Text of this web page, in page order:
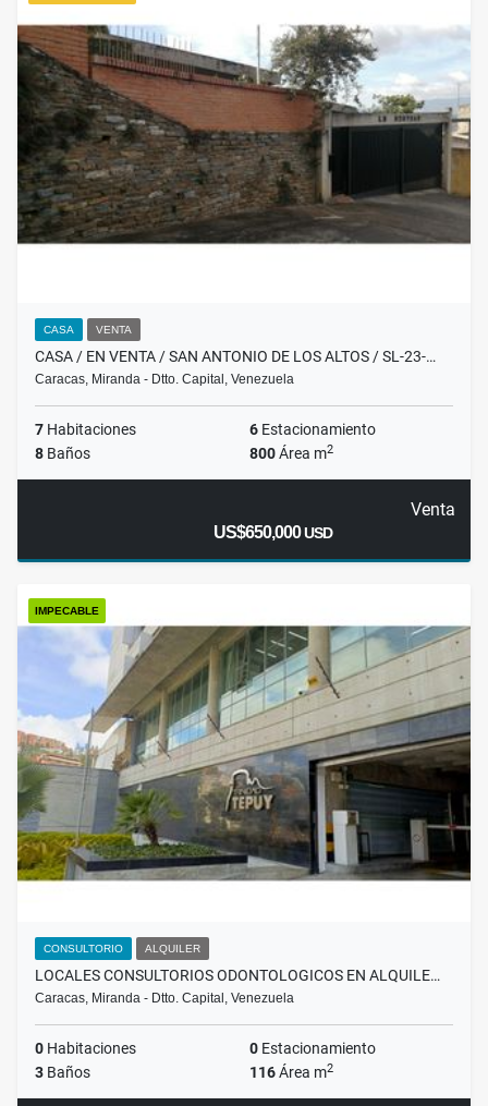
CASA VENTA
CASA / EN VENTA / SAN ANTONIO DE LOS ALTOS / SL-23-…
Caracas, Miranda - Dtto. Capital, Venezuela
7 Habitaciones 6 Estacionamiento
8 Baños 800Área m2
Venta
US$650,000USD
IMPECABLE
CONSULTORIO ALQUILER
LOCALES CONSULTORIOS ODONTOLOGICOS EN ALQUILE…
Caracas, Miranda - Dtto. Capital, Venezuela
0 Habitaciones 0 Estacionamiento
3 Baños 116Área m2